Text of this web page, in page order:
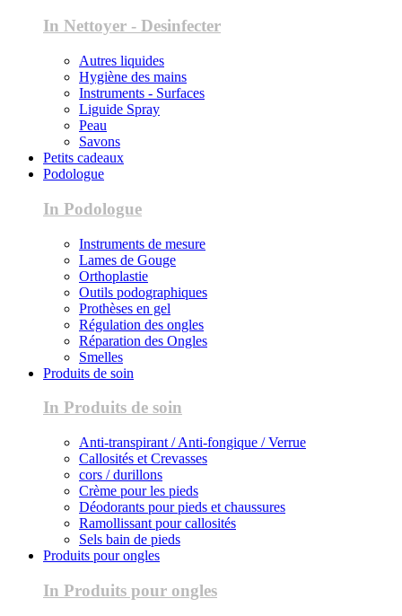
In Nettoyer - Desinfecter
Autres liquides
Hygiène des mains
Instruments - Surfaces
Liguide Spray
Peau
Savons
Petits cadeaux
Podologue
In Podologue
Instruments de mesure
Lames de Gouge
Orthoplastie
Outils podographiques
Prothèses en gel
Régulation des ongles
Réparation des Ongles
Smelles
Produits de soin
In Produits de soin
Anti-transpirant / Anti-fongique / Verrue
Callosités et Crevasses
cors / durillons
Crème pour les pieds
Déodorants pour pieds et chaussures
Ramollissant pour callosités
Sels bain de pieds
Produits pour ongles
In Produits pour ongles